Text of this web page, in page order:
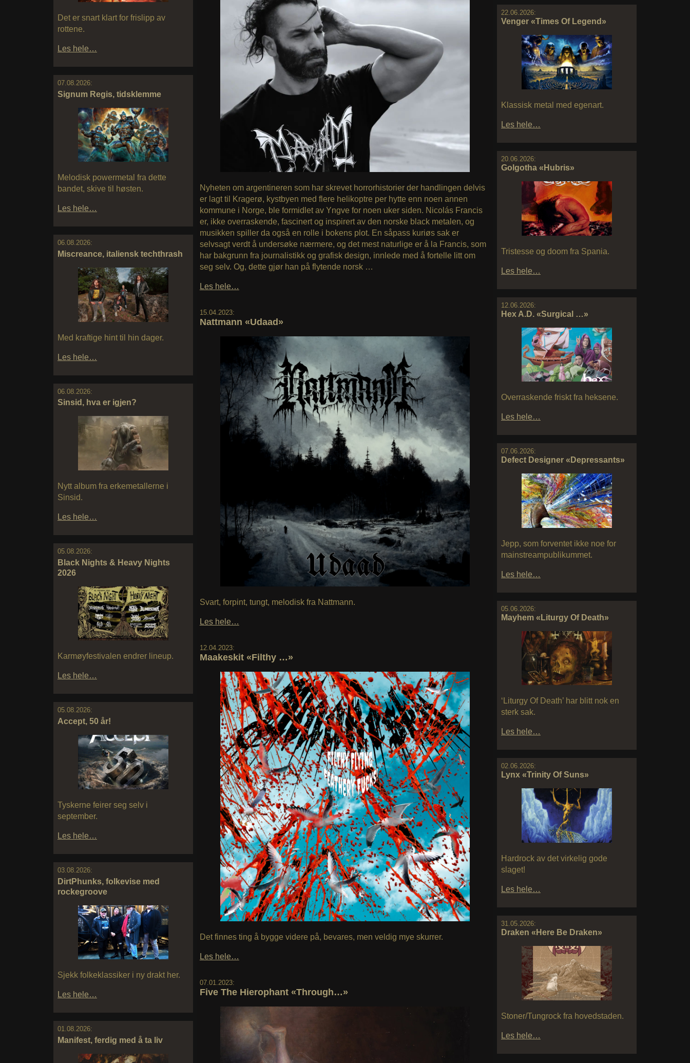
Det er snart klart for frislipp av
rottene.
Les hele…
07.08.2026:
Signum Regis, tidsklemme
Melodisk powermetal fra dette
bandet, skive til høsten.
Les hele…
06.08.2026:
Miscreance, italiensk techthrash
Med kraftige hint til hin dager.
Les hele…
06.08.2026:
Sinsid, hva er igjen?
Nytt album fra erkemetallerne i
Sinsid.
Les hele…
05.08.2026:
Black Nights & Heavy Nights
2026
Karmøyfestivalen endrer lineup.
Les hele…
05.08.2026:
Accept, 50 år!
Tyskerne feirer seg selv i
september.
Les hele…
03.08.2026:
DirtPhunks, folkevise med
rockegroove
Sjekk folkeklassiker i ny drakt her.
Les hele…
01.08.2026:
Manifest, ferdig med å ta liv
22.06.2026:
Venger «Times Of Legend»
Klassisk metal med egenart.
Les hele…
20.06.2026:
Golgotha «Hubris»
Tristesse og doom fra Spania.
Les hele…
12.06.2026:
Hex A.D. «Surgical …»
Overraskende friskt fra heksene.
Les hele…
07.06.2026:
Defect Designer «Depressants»
Jepp, som forventet ikke noe for
mainstreampublikummet.
Les hele…
05.06.2026:
Mayhem «Liturgy Of Death»
‘Liturgy Of Death’ har blitt nok en
sterk sak.
Les hele…
02.06.2026:
Lynx «Trinity Of Suns»
Hardrock av det virkelig gode
slaget!
Les hele…
31.05.2026:
Draken «Here Be Draken»
Stoner/Tungrock fra hovedstaden.
Les hele…
Nyheten om argentineren som har skrevet horrorhistorier der handlingen delvis
er lagt til Kragerø, kystbyen med flere helikoptre per hytte enn noen annen
kommune i Norge, ble formidlet av Yngve for noen uker siden. Nicolás Francis
er, ikke overraskende, fascinert og inspirert av den norske black metalen, og
musikken spiller da også en rolle i bokens plot. En såpass kuriøs sak er
selvsagt verdt å undersøke nærmere, og det mest naturlige er å la Francis, som
har bakgrunn fra journalistikk og grafisk design, innlede med å fortelle litt om
seg selv. Og, dette gjør han på flytende norsk …
Les hele…
15.04.2023:
Nattmann «Udaad»
Svart, forpint, tungt, melodisk fra Nattmann.
Les hele…
12.04.2023:
Maakeskit «Filthy …»
Det finnes ting å bygge videre på, bevares, men veldig mye skurrer.
Les hele…
07.01.2023:
Five The Hierophant «Through…»